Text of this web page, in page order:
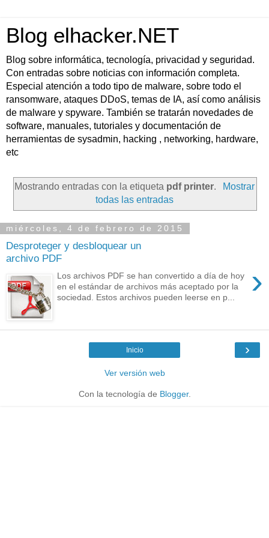
Blog elhacker.NET
Blog sobre informática, tecnología, privacidad y seguridad.
Con entradas sobre noticias con información completa.
Especial atención a todo tipo de malware, sobre todo el
ransomware, ataques DDoS, temas de IA, así como análisis
de malware y spyware. También se tratarán novedades de
software, manuales, tutoriales y documentación de
herramientas de sysadmin, hacking , networking, hardware,
etc
Mostrando entradas con la etiqueta pdf printer.
Mostrar
todas las entradas
miércoles, 4 de febrero de 2015
Desproteger y desbloquear un
archivo PDF
›
Los archivos PDF se han convertido a día de hoy
en el estándar de archivos más aceptado por la
sociedad. Estos archivos pueden leerse en p...
›
Inicio
Ver versión web
Con la tecnología de Blogger.